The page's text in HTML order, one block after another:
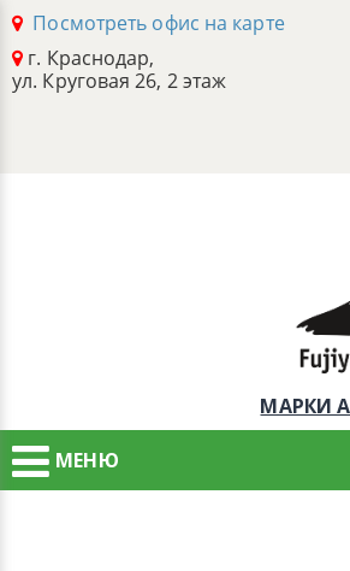
Посмотреть офис на карте
г. Краснодар,
ул. Круговая 26, 2 этаж
МАРКИ
МЕНЮ